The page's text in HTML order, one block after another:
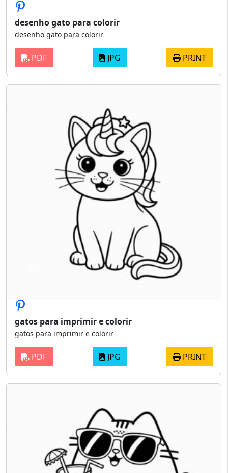
desenho gato para colorir
desenho gato para colorir
PDF JPG PRINT
gatos para imprimir e colorir
gatos para imprimir e colorir
PDF JPG PRINT